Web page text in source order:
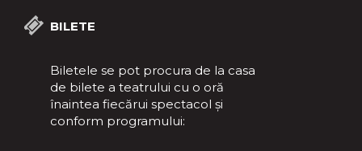
BILETE
Biletele se pot procura de la casa
de bilete a teatrului cu o oră
înaintea fiecărui spectacol și
conform programului: